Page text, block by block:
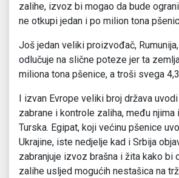
zalihe, izvoz bi mogao da bude
ne otkupi jedan i po milion tona
Još jedan veliki proizvođač,
odlučuje na slične poteze jer ta
miliona tona pšenice, a troši svega
I izvan Evrope veliki broj država
zabrane i kontrole zaliha, među njima
Turska. Egipat, koji većinu pšenice
Ukrajine, iste nedjelje kad i Srbija
zabranjuje izvoz brašna i žita kako bi
zalihe usljed mogućih nestašica na